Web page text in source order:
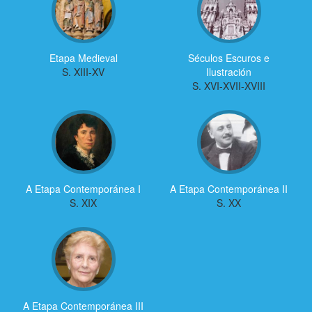
Etapa Medieval
S. XIII-XV
Séculos Escuros e
Ilustración
S. XVI-XVII-XVIII
A Etapa Contemporánea I
S. XIX
A Etapa Contemporánea II
S. XX
A Etapa Contemporánea III